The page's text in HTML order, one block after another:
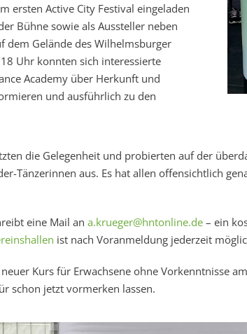
ersten Active City Festival eingeladen
Bühne sowie als Aussteller neben
dem Gelände des Wilhelmsburger
Uhr konnten sich interessierte
Academy über Herkunft und
und ausführlich zu den
die Gelegenheit und probierten auf der
Tänzerinnen aus. Es hat allen offensichtlich
eine Mail an a.krueger@hntonline.de – ein
ist nach Voranmeldung jederzeit
Kurs für Erwachsene ohne Vorkenntnisse
schon jetzt vormerken lassen.